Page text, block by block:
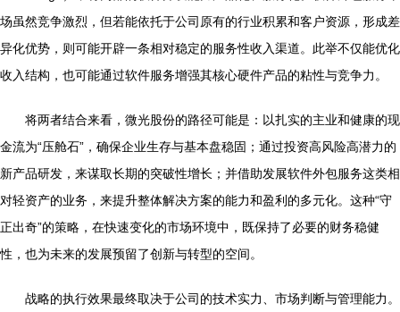
场虽然竞争激烈，但若能依托于公司原有的行业积累和客户资源，形成差
异化优势，则可能开辟一条相对稳定的服务性收入渠道。此举不仅能优化
收入结构，也可能通过软件服务增强其核心硬件产品的粘性与竞争力。
将两者结合来看，微光股份的路径可能是：以扎实的主业和健康的现
金流为“压舱石”，确保企业生存与基本盘稳固；通过投资高风险高潜力的
新产品研发，来谋取长期的突破性增长；并借助发展软件外包服务这类相
对轻资产的业务，来提升整体解决方案的能力和盈利的多元化。这种“守
正出奇”的策略，在快速变化的市场环境中，既保持了必要的财务稳健
性，也为未来的发展预留了创新与转型的空间。
战略的执行效果最终取决于公司的技术实力、市场判断与管理能力。